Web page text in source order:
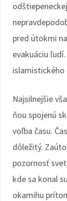
pred útokmi
evakuáciu
islamistického
Najsilnejšie
ňou spojenú
voľba času.
dôležitý.
pozornosť
kde sa konal
okamihu